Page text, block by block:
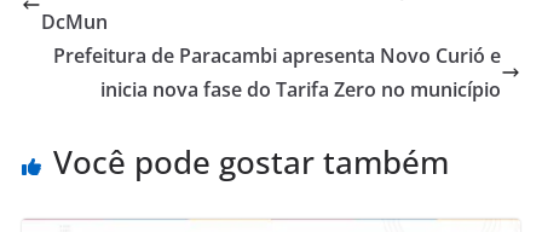
DcMun
Prefeitura de Paracambi apresenta Novo Curió e
inicia nova fase do Tarifa Zero no município
Você pode gostar também